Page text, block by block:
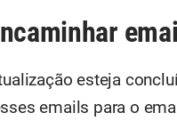
esteja
emails para o